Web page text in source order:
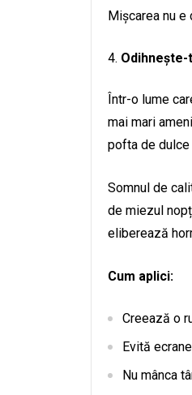
Mișcarea nu
Într-o lume
mai mari
pofta de dulce
Somnul de
de miezul
eliberează
Cum aplici:
Creează o
Evită
Nu mânca